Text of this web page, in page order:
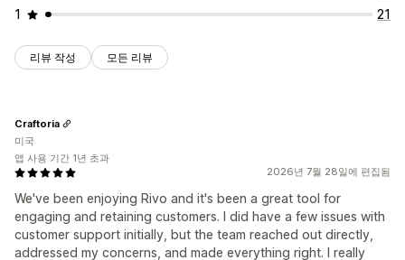
1
21
리뷰 작성 모든 리뷰
2026년 7월 28일에 편집됨
We've been enjoying Rivo and it's been a great tool for
engaging and retaining customers. I did have a few issues with
customer support initially, but the team reached out directly,
addressed my concerns, and made everything right. I really
Craftoria
미국
앱 사용 기간 1년 초과